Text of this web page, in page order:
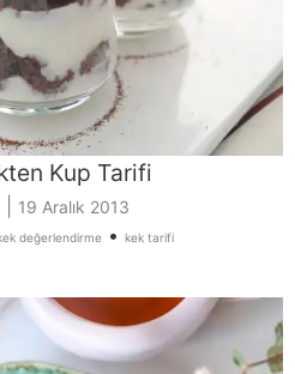
Kup Tarifi
19 Aralık 2013
değerlendirme• kek tarifi